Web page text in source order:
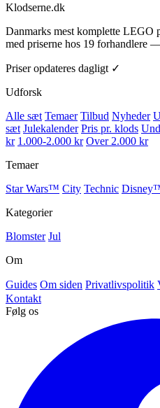
Klodserne.dk
Danmarks mest komplette LEGO
med priserne hos 19 forhandlere
Priser opdateres dagligt ✓
Udforsk
Alle sæt Temaer Tilbud Nyheder
sæt Julekalender Pris pr. klods
kr 1.000-2.000 kr Over 2.000 kr
Temaer
Star Wars™ City Technic
Kategorier
Blomster Jul
Om
Guides Om siden Privatlivspolitik
Kontakt
Følg os